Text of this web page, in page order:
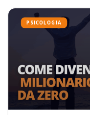
PSICOLOGIA